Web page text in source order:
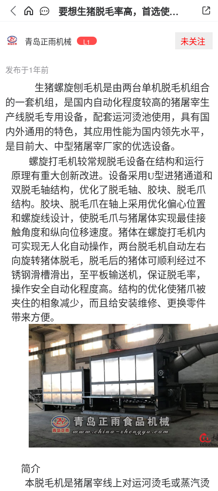
要想生猪脱毛率高，首选使用螺旋刨毛机！
青岛正雨机械 L1 未关注
发布于1年前
生猪螺旋刨毛机是由两台单机脱毛机组合
的一套机组 ， 是国内自动化程度较高的猪屠宰生
产线脱毛专用设备， 配套运河烫池使用， 具有国
内外通用的特色，其应用性能为国内领先水平，
是目前大、中型猪屠宰厂家的优选设备。
螺旋打毛机较常规脱毛设备在结构和运行
原理有重大创新改进。设备采用U型进猪通道和
双脱毛轴结构，优化了脱毛轴、胶块、脱毛爪
结构。胶块、脱毛爪在轴上采用优化偏心位置
和螺旋线设计，使脱毛爪与猪屠体实现最佳接
触角度和纵向位移速度。 猪体在螺旋打毛机内
可实现无人化自动操作，两台脱毛机自动左右
向旋转猪体脱毛，脱毛后的猪体可顺利经过不
锈钢滑槽滑出，至平板输送机，保证脱毛率，
操作安全自动化程度高。 结构的优化使猪爪被
夹住的相象减少，而且给安装维修、更换零件
带来方便。
简介
本脱毛机是猪屠宰线上对运河 烫毛或蒸汽烫